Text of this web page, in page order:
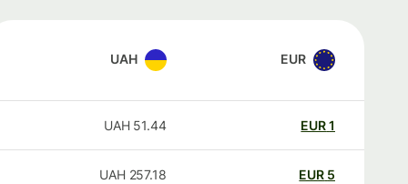
EUR
UAH
EUR
51.44
UAH
EUR
257.18
UAH